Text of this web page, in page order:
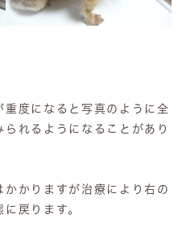
度になると写真のように全
れるようになることがあり
かりますが治療により右の
戻ります。